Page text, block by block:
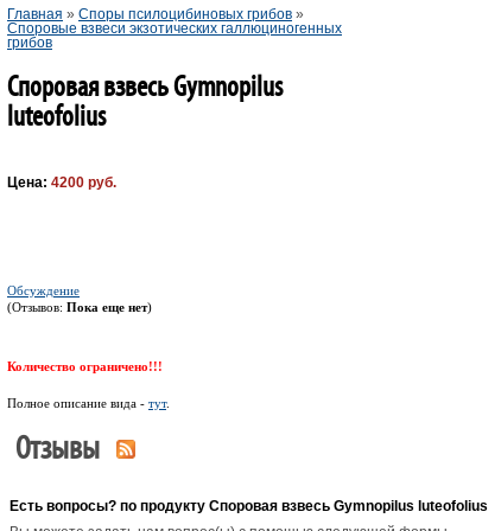
Главная » Споры псилоцибиновых грибов »
Споровые взвеси экзотических галлюциногенных
грибов
Споровая взвесь Gymnopilus
luteofolius
Цена: 4200 руб.
Обсуждение
(Отзывов: Пока еще нет)
Количество ограничено!!!
Полное описание вида - тут.
Отзывы
Есть вопросы? по продукту Споровая взвесь Gymnopilus luteofolius